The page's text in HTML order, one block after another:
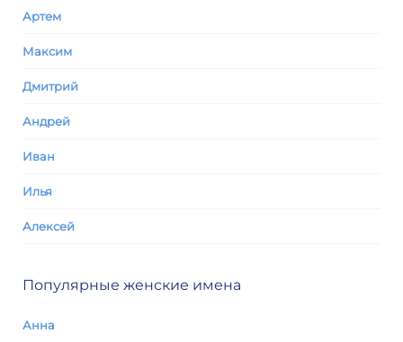
Артем
Максим
Дмитрий
Андрей
Иван
Илья
Алексей
Популярные женские имена
Анна